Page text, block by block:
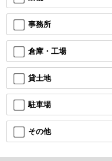
事務所
倉庫・工場
貸土地
駐車場
その他